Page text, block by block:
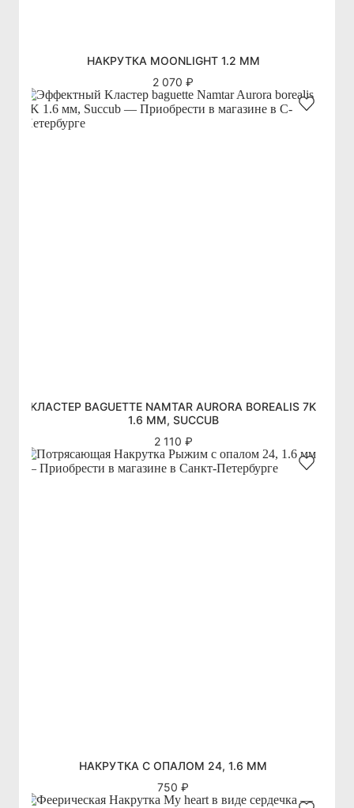
НАКРУТКА MOONLIGHT 1.2 ММ
2 070 ₽
KЛАСТЕР BAGUETTE NAMTAR AURORA BOREALIS 7K
1.6 ММ, SUCCUB
2 110 ₽
НАКРУТКА С ОПАЛОМ 24, 1.6 ММ
750 ₽